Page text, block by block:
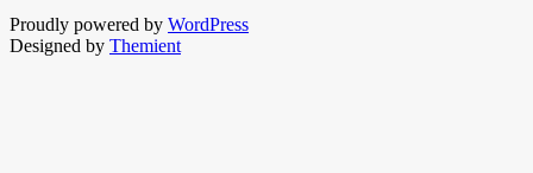
Proudly powered by WordPress
Designed by Themient